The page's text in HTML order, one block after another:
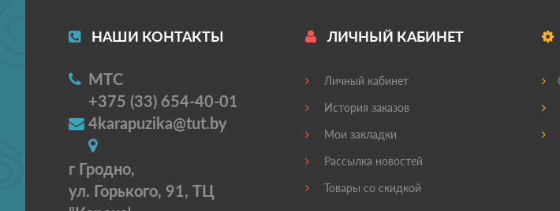
НАШИ КОНТАКТЫ
МТС
+375 (33) 654-40-01
4karapuzika@tut.by
г Гродно,
ул. Горького, 91, ТЦ
ЛИЧНЫЙ КАБИНЕТ
Личный кабинет
История заказов
Мои закладки
Рассылка новостей
Товары со скидкой